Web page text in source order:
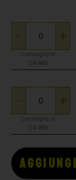
- +
Consegna in
24/48h
- +
Consegna in
24/48h
AGGIUNGI